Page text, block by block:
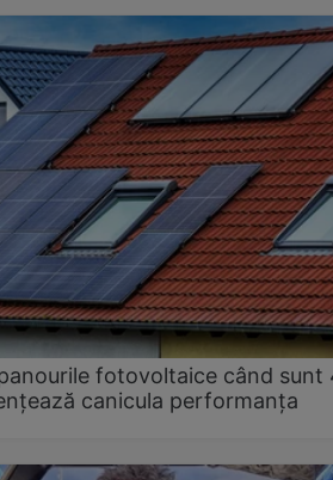
fotovoltaice când sunt
canicula performanța